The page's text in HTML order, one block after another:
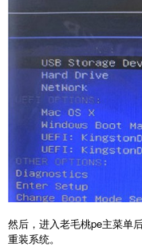
然后，进入老毛桃pe主菜单
重装系统。